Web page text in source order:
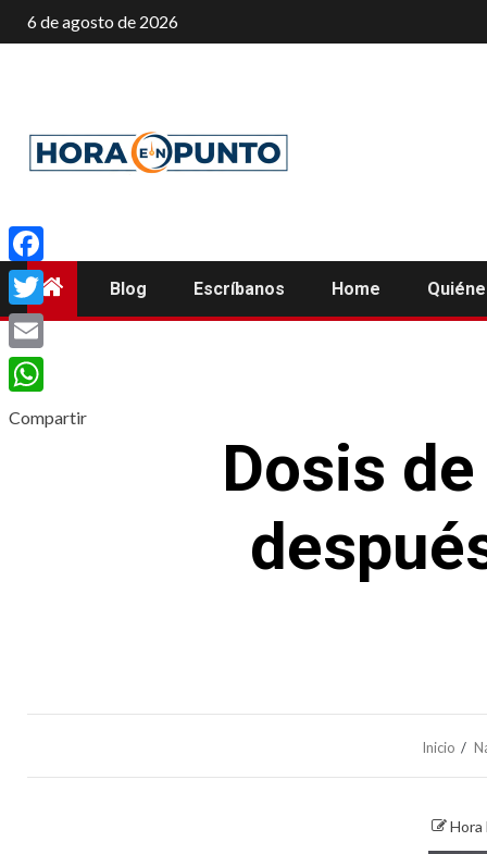
Saltar
al
6 de agosto de 2026
Blog Escríbanos Home
Dosis
Inicio
Hora
Facebook
Twitter
Email
WhatsApp
Compartir